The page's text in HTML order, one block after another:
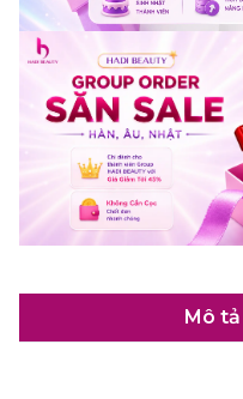
Mô tả